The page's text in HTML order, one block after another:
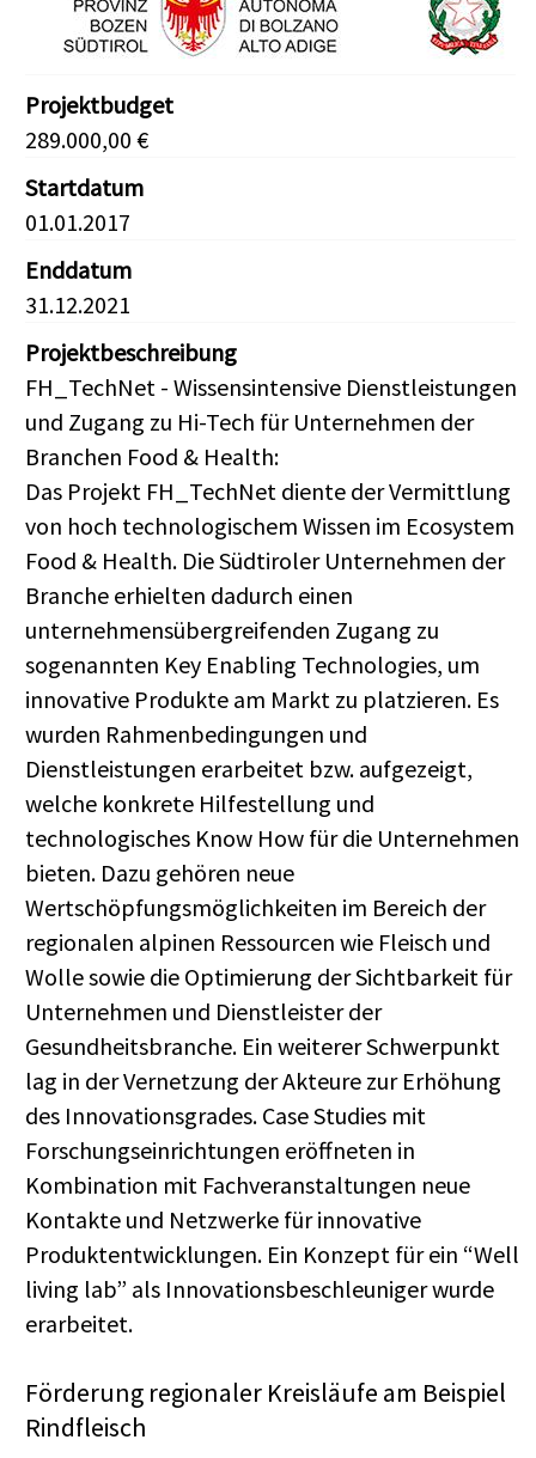
Projektbudget
289.000,00 €
Startdatum
01.01.2017
Enddatum
31.12.2021
Projektbeschreibung
FH_TechNet - Wissensintensive Dienstleistungen
und Zugang zu Hi-Tech für Unternehmen der
Branchen Food & Health:
Das Projekt FH_TechNet diente der Vermittlung
von hoch technologischem Wissen im Ecosystem
Food & Health. Die Südtiroler Unternehmen der
Branche erhielten dadurch einen
unternehmensübergreifenden Zugang zu
sogenannten Key Enabling Technologies, um
innovative Produkte am Markt zu platzieren. Es
wurden Rahmenbedingungen und
Dienstleistungen erarbeitet bzw. aufgezeigt,
welche konkrete Hilfestellung und
technologisches Know How für die Unternehmen
bieten. Dazu gehören neue
Wertschöpfungsmöglichkeiten im Bereich der
regionalen alpinen Ressourcen wie Fleisch und
Wolle sowie die Optimierung der Sichtbarkeit für
Unternehmen und Dienstleister der
Gesundheitsbranche. Ein weiterer Schwerpunkt
lag in der Vernetzung der Akteure zur Erhöhung
des Innovationsgrades. Case Studies mit
Forschungseinrichtungen eröffneten in
Kombination mit Fachveranstaltungen neue
Kontakte und Netzwerke für innovative
Produktentwicklungen. Ein Konzept für ein “Well
living lab” als Innovationsbeschleuniger wurde
erarbeitet.
Förderung regionaler Kreisläufe am Beispiel
Rindfleisch